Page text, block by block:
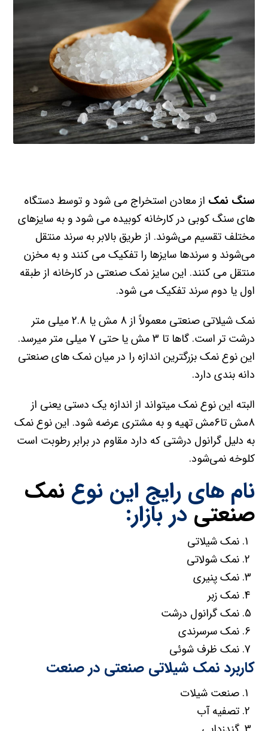
سنگ نمک از معادن استخراج می شود و توسط دستگاه
های سنگ کوبی در کارخانه کوبیده می شود و به سایزهای
مختلف تقسیم می‌شوند. از طریق بالابر به سرند منتقل
می‌شوند و سرندها سایزها را تفکیک می کنند و به مخزن
منتقل می کنند. این سایز نمک صنعتی در کارخانه از طبقه
اول یا دوم سرند تفکیک می شود.
نمک شیلاتی صنعتی معمولاً از 8 مش یا 2.8 میلی متر
درشت تر است. گاها تا 3 مش یا حتی 7 میلی متر میرسد.
این نوع نمک بزرگترین اندازه را در میان نمک های صنعتی
دانه بندی دارد.
البته این نوع نمک میتواند از اندازه یک دستی یعنی از
8مش تا6مش تهیه و به مشتری عرضه شود. این نوع نمک
به دلیل گرانول درشتی که دارد مقاوم در برابر رطوبت است
کلوخه نمی‌شود.
نام های رایج این نوعنمک
صنعتیدر بازار:
نمک شیلاتی
نمک شولاتی
نمک پنیری
نمک زبر
نمک گرانول درشت
نمک سرسرندی
نمک ظرف شوئی
کاربرد نمک شیلاتی صنعتی در صنعت
صنعت شیلات
تصفیه آب